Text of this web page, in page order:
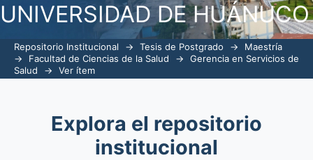
UNIVERSIDAD DE HUÁNUCO
Repositorio Institucional → Tesis de Postgrado →
Maestría
→
Facultad de Ciencias de la Salud →
Gerencia en Servicios de
Salud
→ Ver ítem
Explora el repositorio
institucional